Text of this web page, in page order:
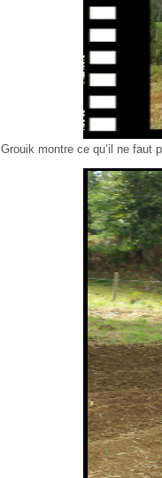
Grouik montre ce qu’il ne faut